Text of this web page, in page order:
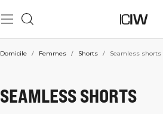
Domicile / Femmes / Shorts / Seamless shorts
SEAMLESS SHORTS